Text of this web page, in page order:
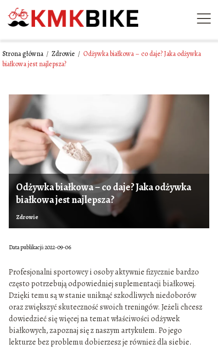
Strona główna / Zdrowie / Odżywka białkowa – co daje? Jaka odżywka
białkowa jest najlepsza?
Odżywka białkowa – co daje? Jaka odżywka
białkowa jest najlepsza?
Zdrowie
Data publikacji: 2022-09-06
Profesjonalni sportowcy i osoby aktywnie fizycznie bardzo
często potrzebują odpowiedniej suplementacji białkowej.
Dzięki temu są w stanie uniknąć szkodliwych niedoborów
oraz zwiększyć skuteczność swoich treningów. Jeżeli chcesz
dowiedzieć się więcej na temat właściwości odżywek
białkowych, zapoznaj się z naszym artykułem. Po jego
lekturze bez problemu dobierzesz je również dla siebie.